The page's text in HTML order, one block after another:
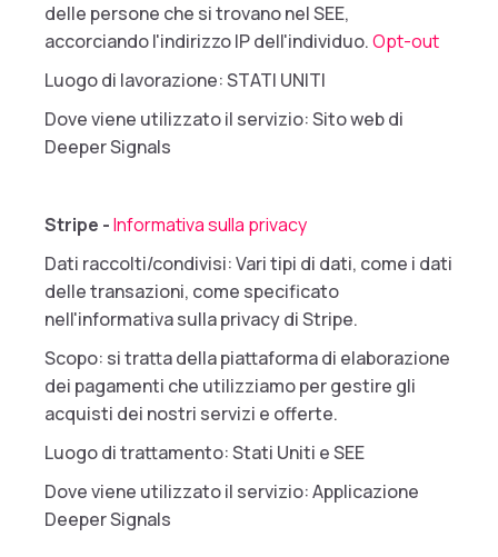
delle persone che si trovano nel SEE,
accorciando l'indirizzo IP dell'individuo.Opt-out
Luogo di lavorazione: STATI UNITI
Dove viene utilizzato il servizio: Sito web di
Deeper Signals
Stripe -Informativa sulla privacy
Dati raccolti/condivisi: Vari tipi di dati, come i dati
delle transazioni, come specificato
nell'informativa sulla privacy di Stripe.
Scopo: si tratta della piattaforma di elaborazione
dei pagamenti che utilizziamo per gestire gli
acquisti dei nostri servizi e offerte.
Luogo di trattamento: Stati Uniti e SEE
Dove viene utilizzato il servizio: Applicazione
Deeper Signals